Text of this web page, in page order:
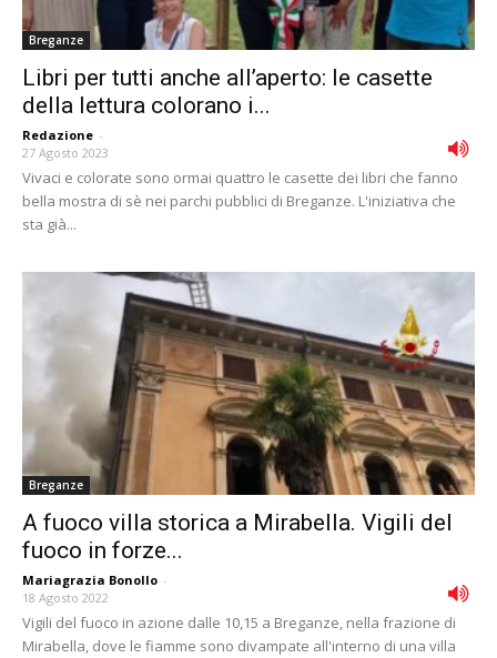
Breganze
Libri per tutti anche all’aperto: le casette
della lettura colorano i...
Redazione -
27 Agosto 2023
Vivaci e colorate sono ormai quattro le casette dei libri che fanno
bella mostra di sè nei parchi pubblici di Breganze. L'iniziativa che
sta già...
Breganze
A fuoco villa storica a Mirabella. Vigili del
fuoco in forze...
Mariagrazia Bonollo -
18 Agosto 2022
Vigili del fuoco in azione dalle 10,15 a Breganze, nella frazione di
Mirabella, dove le fiamme sono divampate all'interno di una villa